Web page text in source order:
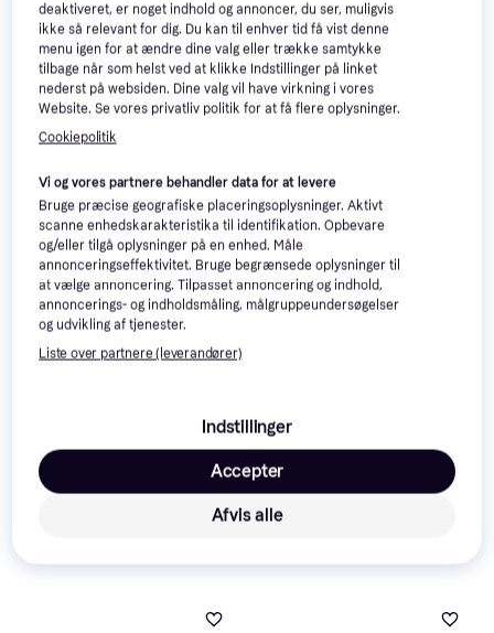
Crocs Jibbitz Pearly Gold 5
Pack
214 kr.
1 butik
adidas Originals Oribbon
Tilbehør
2 butikker
Annonce
deaktiveret, er noget indhold og annoncer, du ser, muligvis
ikke så relevant for dig. Du kan til enhver tid få vist denne
menu igen for at ændre dine valg eller trække samtykke
tilbage når som helst ved at klikke Indstillinger på linket
nederst på websiden. Dine valg vil have virkning i vores
Website. Se vores privatliv politik for at få flere oplysninger.
Cookiepolitik
Vi og vores partnere behandler data for at levere
Bruge præcise geografiske placeringsoplysninger. Aktivt
scanne enhedskarakteristika til identifikation. Opbevare
og/eller tilgå oplysninger på en enhed. Måle
annonceringseffektivitet. Bruge begrænsede oplysninger til
at vælge annoncering. Tilpasset annoncering og indhold,
annoncerings- og indholdsmåling, målgruppeundersøgelser
og udvikling af tjenester.
Liste over partnere (leverandører)
Indstillinger
Afvis alle
Accepter